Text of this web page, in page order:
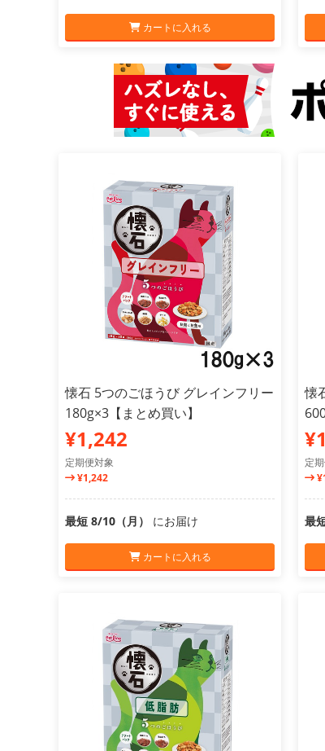
カートに入れる
懐石 5つのごほうび グレインフリー
180g×3【まとめ買い】
¥1,242
定期便対象
¥1,242
最短 8/10（月） にお届け
カートに入れる
懐
定
最